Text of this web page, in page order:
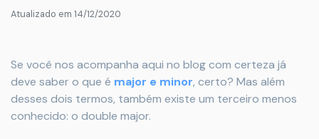
Atualizado em 14/12/2020
Se você nos acompanha aqui no blog com certeza já
deve saber o que é major e minor, certo? Mas além
desses dois termos, também existe um terceiro menos
conhecido: o double major.